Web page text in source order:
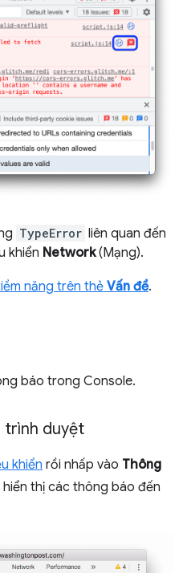
TypeError liên quan đến
khiển Network(Mạng).
năng trên thẻ Vấn đề.
báo trong Console.
trình duyệt
khiển rồi nhấp vào Thông
hiển thị các thông báo đến